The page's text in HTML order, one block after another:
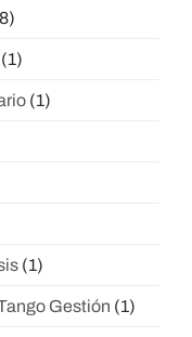
(1)
(1)
(1)
Gestión (1)